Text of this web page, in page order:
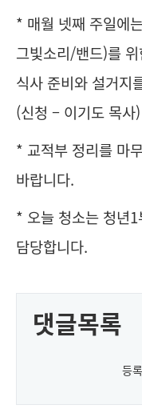
* 매월 넷째 주일에
그빛소리/밴드)를
식사 준비와 설거지
(신청 – 이기도 목사)
* 교적부 정리를 마
바랍니다.
* 오늘 청소는 청년
담당합니다.
댓글목록
등